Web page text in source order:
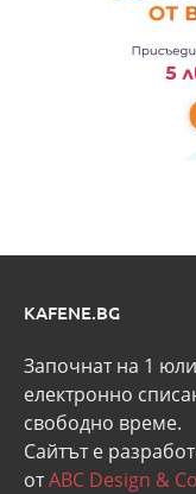
KAFENE.BG
Започнат на 1
eлектронно
свободно време.
Сайтът е
отABC Design &